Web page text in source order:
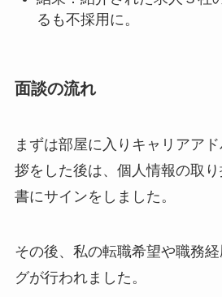
るも不採用に。
面談の流れ
まずは部屋に入りキャリアア
拶をした後は、個人情報の取
書にサインをしました。
その後、私の転職希望や職務
グが行われました。